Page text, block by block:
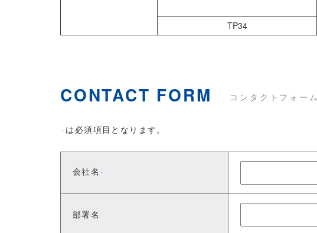
TP34
CONTACT FORM コンタクトフォーム
※ は必須項目となります。
会社名 ※
部署名